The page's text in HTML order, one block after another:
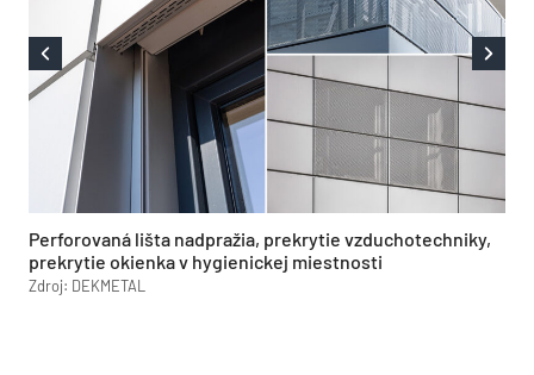
Perforovaná lišta nadpražia, prekrytie vzduchotechniky,
prekrytie okienka v hygienickej miestnosti
Zdroj: DEKMETAL